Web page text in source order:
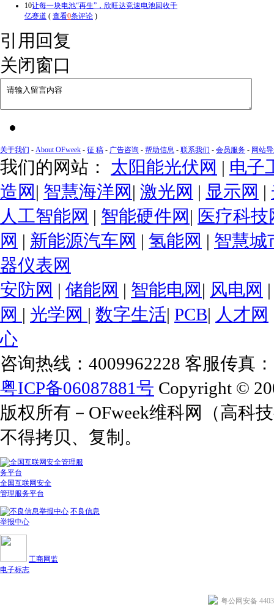
10让每一块电池“再生”，欣旺达竞速电池回收千
亿赛道 ( 查看0条评论 )
引用回复
关闭窗口
关于我们 - About OFweek - 征 稿 - 广告咨询 - 帮助信息 - 联系我们 - 会员服务 - 网站
我们的网站： 太阳能光伏网 | 电子
造网 | 智慧海洋网 | 激光网 | 显示网 |
人工智能网 | 智能硬件网 | 医疗科技
网 | 新能源汽车网 | 氢能网 | 智慧城
器仪表网
安防网 | 储能网 | 智能电网 | 风电网
网 | 光学网 | 数字生活| PCB| 人才网
心
咨询热线：4009962228 客服传真
粤ICP备06087881号 Copyright ©
版权所有－OFweek维科网（高科
不得拷贝、复制。
全国互联网安全
管理服务平台
不良信息
举报中心
工商网监
电子标志
粤公网安备